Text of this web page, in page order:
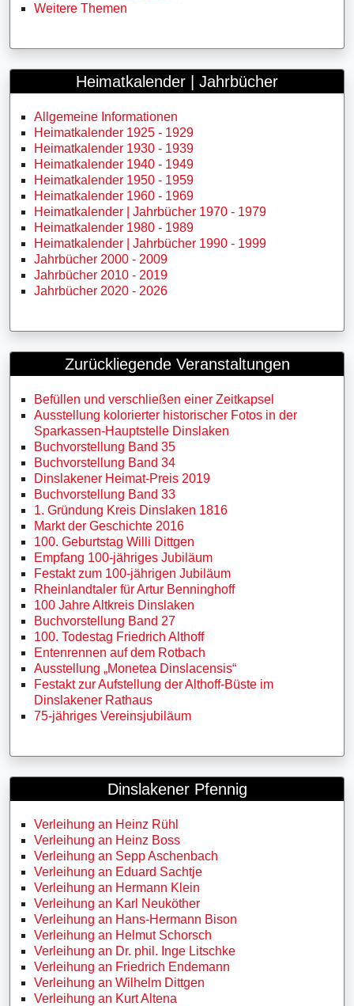
Weitere Themen
Heimatkalender | Jahrbücher
Allgemeine Informationen
Heimatkalender 1925 - 1929
Heimatkalender 1930 - 1939
Heimatkalender 1940 - 1949
Heimatkalender 1950 - 1959
Heimatkalender 1960 - 1969
Heimatkalender | Jahrbücher 1970 - 1979
Heimatkalender 1980 - 1989
Heimatkalender | Jahrbücher 1990 - 1999
Jahrbücher 2000 - 2009
Jahrbücher 2010 - 2019
Jahrbücher 2020 - 2026
Zurückliegende Veranstaltungen
Befüllen und verschließen einer Zeitkapsel
Ausstellung kolorierter historischer Fotos in der
Sparkassen-Hauptstelle Dinslaken
Buchvorstellung Band 35
Buchvorstellung Band 34
Dinslakener Heimat-Preis 2019
Buchvorstellung Band 33
1. Gründung Kreis Dinslaken 1816
Markt der Geschichte 2016
100. Geburtstag Willi Dittgen
Empfang 100-jähriges Jubiläum
Festakt zum 100-jährigen Jubiläum
Rheinlandtaler für Artur Benninghoff
100 Jahre Altkreis Dinslaken
Buchvorstellung Band 27
100. Todestag Friedrich Althoff
Entenrennen auf dem Rotbach
Ausstellung „Monetea Dinslacensis“
Festakt zur Aufstellung der Althoff-Büste im
Dinslakener Rathaus
75-jähriges Vereinsjubiläum
Dinslakener Pfennig
Verleihung an Heinz Rühl
Verleihung an Heinz Boss
Verleihung an Sepp Aschenbach
Verleihung an Eduard Sachtje
Verleihung an Hermann Klein
Verleihung an Karl Neuköther
Verleihung an Hans-Hermann Bison
Verleihung an Helmut Schorsch
Verleihung an Dr. phil. Inge Litschke
Verleihung an Friedrich Endemann
Verleihung an Wilhelm Dittgen
Verleihung an Kurt Altena